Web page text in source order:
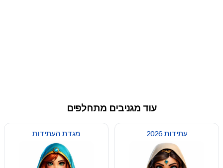
עוד מגניבים מתחלפים
עתידות 2026 מגדת העתידות